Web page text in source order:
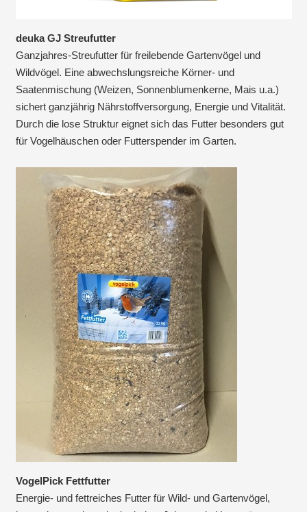
deuka GJ Streufutter
Ganzjahres‑Streufutter für freilebende Gartenvögel und
Wildvögel. Eine abwechslungsreiche Körner‑ und
Saatenmischung (Weizen, Sonnenblumenkerne, Mais u.a.)
sichert ganzjährig Nährstoffversorgung, Energie und Vitalität.
Durch die lose Struktur eignet sich das Futter besonders gut
für Vogelhäuschen oder Futterspender im Garten.
VogelPick Fettfutter
Energie- und fettreiches Futter für Wild- und Gartenvögel,